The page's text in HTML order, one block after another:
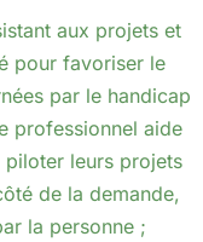
aux projets et
pour favoriser le
par le handicap
professionnel aide
piloter leurs projets
de la demande,
la personne ;